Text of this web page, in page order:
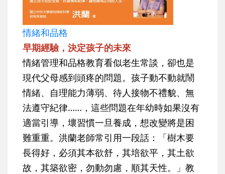
情緒和品格
早期經驗，決定孩子的未來
情緒管理和品格教育看似老生常談，卻也是
現代父母感到頭疼的問題。孩子動不動就鬧
情緒、自理能力薄弱、待人接物不禮貌、無
法遵守紀律……，這些問題在年幼時如果沒有
適當引導，壞習慣一旦養成，想改變將是困
難重重。洪蘭老師常引用一段話：「樹木要
長得好，必須其本欲舒，其培欲平，其土欲
故，其築欲密，勿動勿慮，順其天性。」教